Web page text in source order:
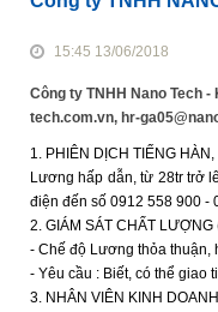
15:45 13/06/2018
Công ty TNHH Nano Tech
tech.com.vn, hr-
1. PHIÊN DỊCH TIẾNG HÀN,
Lương hấp dẫn, từ 28tr trở
điện đến số 0912 558 900 -
2. GIÁM SÁT CHẤT
- Chế độ Lương thỏa
- Yêu cầu : Biết, có thể giao
3. NHÂN VIÊN KINH